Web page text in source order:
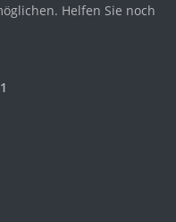
Helfen Sie noch